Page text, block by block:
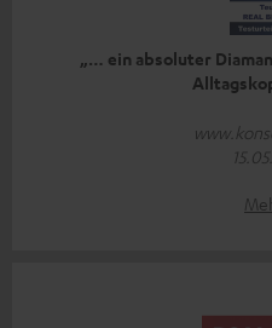
„… ein absoluter